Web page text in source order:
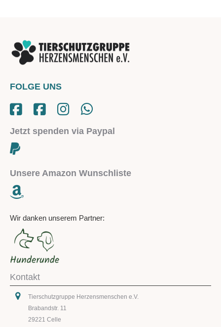
FOLGE UNS
Jetzt spenden via Paypal
Unsere Amazon Wunschliste
Wir danken unserem Partner:
Kontakt
Tierschutzgruppe Herzensmenschen e.V.
Brabandstr. 11
29221 Celle